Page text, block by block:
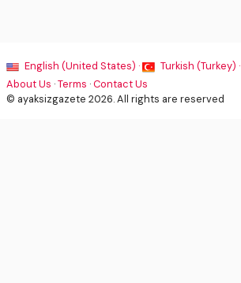
English (United States) ·
Turkish (Turkey) ·
About Us ·Terms ·Contact Us
© ayaksizgazete 2026. All rights are reserved